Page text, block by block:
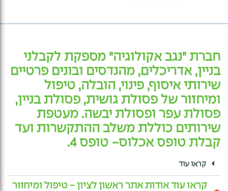
חברת "נגב אקולוגיה" מספקת לקבלני
בניין, אדריכלים, מהנדסים ובונים פרטיים
שירותי איסוף, פינוי, הובלה, טיפול
ומיחזור של פסולת גושית, פסולת בניין,
פסולת עפר ופסולת יבשה. מעטפת
שירותים כוללת משלב ההתקשרות ועד
קבלת טופס אכלוס- טופס 4.
קראו עוד
קראו עוד אודות אתר ראשון לציון - טיפול ומיחזור